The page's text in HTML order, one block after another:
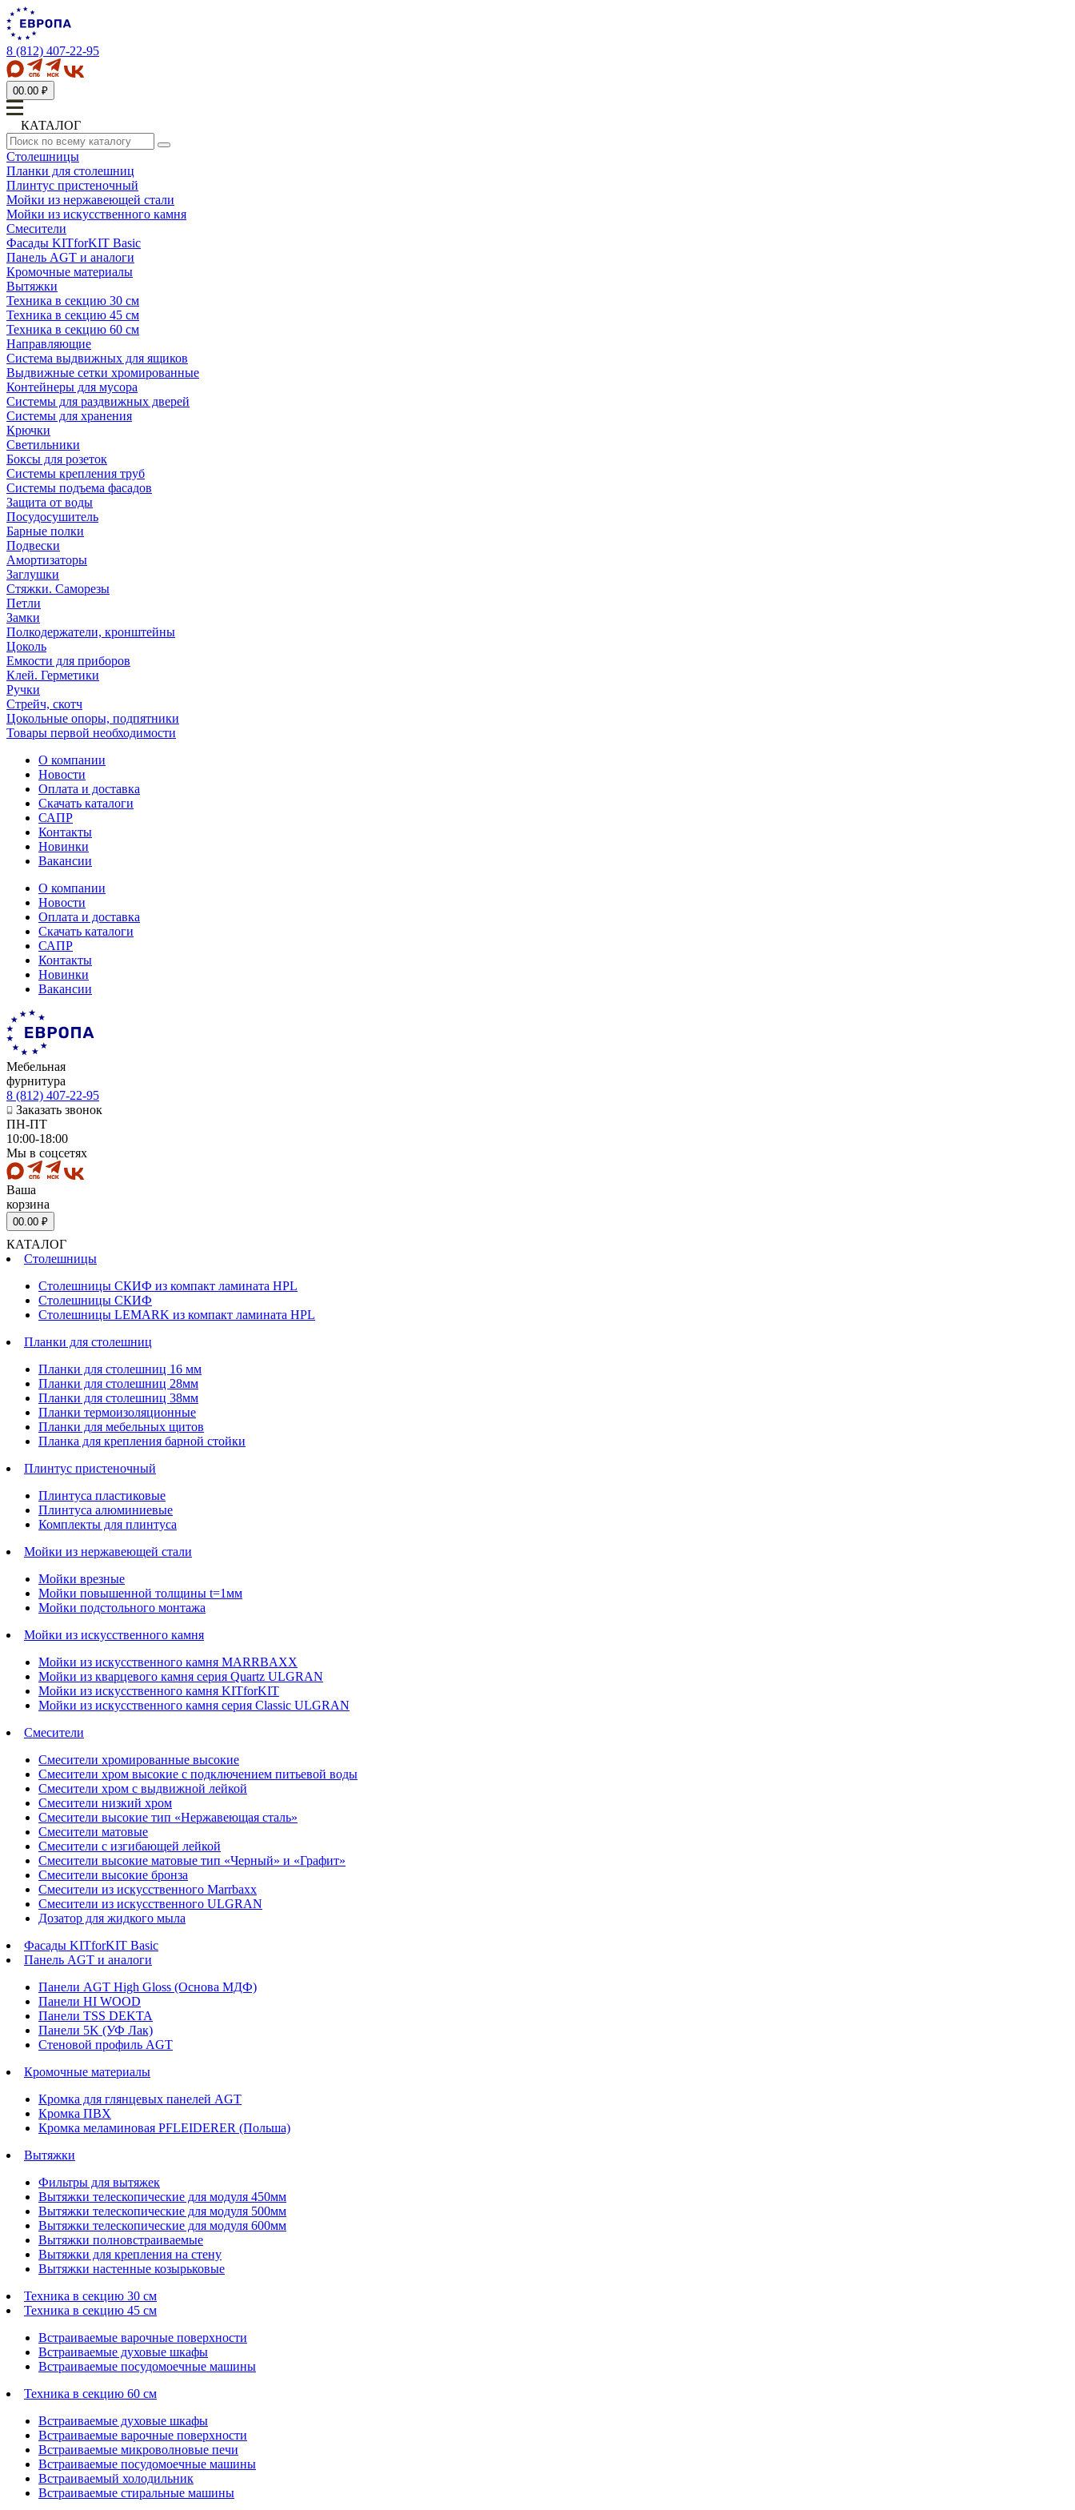
8 (812) 407-22-95
00.00 ₽
КАТАЛОГ
Столешницы
Планки для столешниц
Плинтус пристеночный
Мойки из нержавеющей стали
Мойки из искусственного камня
Смесители
Фасады KITforKIT Basic
Панель AGT и аналоги
Кромочные материалы
Вытяжки
Техника в секцию 30 см
Техника в секцию 45 см
Техника в секцию 60 см
Направляющие
Система выдвижных для ящиков
Выдвижные сетки хромированные
Контейнеры для мусора
Системы для раздвижных дверей
Системы для хранения
Крючки
Светильники
Боксы для розеток
Системы крепления труб
Системы подъема фасадов
Защита от воды
Посудосушитель
Барные полки
Подвески
Амортизаторы
Заглушки
Стяжки. Саморезы
Петли
Замки
Полкодержатели, кронштейны
Цоколь
Емкости для приборов
Клей. Герметики
Ручки
Стрейч, скотч
Цокольные опоры, подпятники
Товары первой необходимости
О компании
Новости
Оплата и доставка
Скачать каталоги
САПР
Контакты
Новинки
Вакансии
О компании
Новости
Оплата и доставка
Скачать каталоги
САПР
Контакты
Новинки
Вакансии
Мебельная
фурнитура
8 (812) 407-22-95
Заказать звонок
ПН-ПТ
10:00-18:00
Мы в соцсетях
Ваша
корзина
00.00 ₽
КАТАЛОГ
Столешницы
Столешницы СКИФ из компакт ламината HPL
Столешницы СКИФ
Столешницы LEMARK из компакт ламината HPL
Планки для столешниц
Планки для столешниц 16 мм
Планки для столешниц 28мм
Планки для столешниц 38мм
Планки термоизоляционные
Планки для мебельных щитов
Планка для крепления барной стойки
Плинтус пристеночный
Плинтуса пластиковые
Плинтуса алюминиевые
Комплекты для плинтуса
Мойки из нержавеющей стали
Мойки врезные
Мойки повышенной толщины t=1мм
Мойки подстольного монтажа
Мойки из искусственного камня
Мойки из искусственного камня MARRBAXX
Мойки из кварцевого камня серия Quartz ULGRAN
Мойки из искусственного камня KITforKIT
Мойки из искусственного камня серия Classic ULGRAN
Смесители
Смесители хромированные высокие
Смесители хром высокие с подключением питьевой воды
Смесители хром с выдвижной лейкой
Смесители низкий хром
Смесители высокие тип «Нержавеющая сталь»
Смесители матовые
Смесители с изгибающей лейкой
Смесители высокие матовые тип «Черный» и «Графит»
Смесители высокие бронза
Смесители из искусственного Marrbaxx
Смесители из искусственного ULGRAN
Дозатор для жидкого мыла
Фасады KITforKIT Basic
Панель AGT и аналоги
Панели AGT High Gloss (Основа МДФ)
Панели HI WOOD
Панели TSS DEKTA
Панели 5K (УФ Лак)
Стеновой профиль AGT
Кромочные материалы
Кромка для глянцевых панелей AGT
Кромка ПВХ
Кромка меламиновая PFLEIDERER (Польша)
Вытяжки
Фильтры для вытяжек
Вытяжки телескопические для модуля 450мм
Вытяжки телескопические для модуля 500мм
Вытяжки телескопические для модуля 600мм
Вытяжки полновстраиваемые
Вытяжки для крепления на стену
Вытяжки настенные козырьковые
Техника в секцию 30 см
Техника в секцию 45 см
Встраиваемые варочные поверхности
Встраиваемые духовые шкафы
Встраиваемые посудомоечные машины
Техника в секцию 60 см
Встраиваемые духовые шкафы
Встраиваемые варочные поверхности
Встраиваемые микроволновые печи
Встраиваемые посудомоечные машины
Встраиваемый холодильник
Встраиваемые стиральные машины